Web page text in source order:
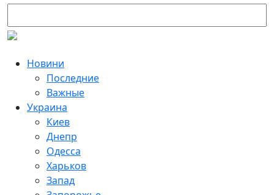
Новини
Последние
Важные
Украина
Киев
Днепр
Одесса
Харьков
Запад